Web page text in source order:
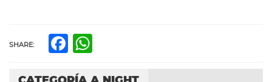
SHARE: Facebook